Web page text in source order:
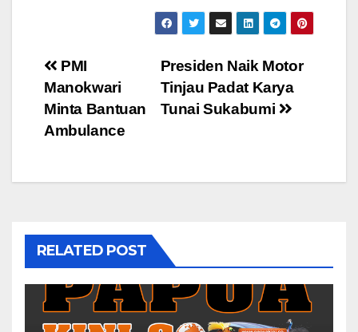
Post
navigation
Presiden Naik Motor
Tinjau Padat Karya
Tunai Sukabumi
PMI
Manokwari
Minta Bantuan
Ambulance
RELATED POST